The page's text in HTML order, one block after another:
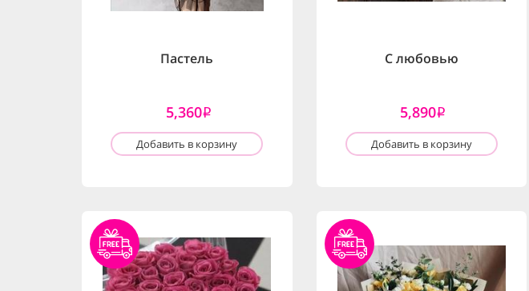
Пастель
5,360i
Добавить в корзину
С любовью
5,890i
Добавить в корзину